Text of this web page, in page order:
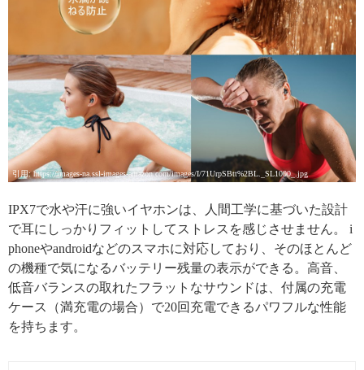
引用: https://images-na.ssl-images-amazon.com/images/I/71UrpSBtt%2BL._SL1000_.jpg
IPX7で水や汗に強いイヤホンは、人間工学に基づいた設計
で耳にしっかりフィットしてストレスを感じさせません。 i
phoneやandroidなどのスマホに対応しており、そのほとんど
の機種で気になるバッテリー残量の表示ができる。高音、
低音バランスの取れたフラットなサウンドは、付属の充電
ケース（満充電の場合）で20回充電できるパワフルな性能
を持ちます。